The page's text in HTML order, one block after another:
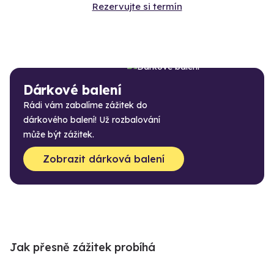
Rezervujte si termín
Dárkové balení
Rádi vám zabalíme zážitek do
dárkového balení! Už rozbalování
může být zážitek.
Zobrazit dárková balení
Jak přesně zážitek probíhá